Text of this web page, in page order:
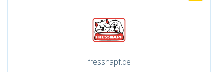
fressnapf.de